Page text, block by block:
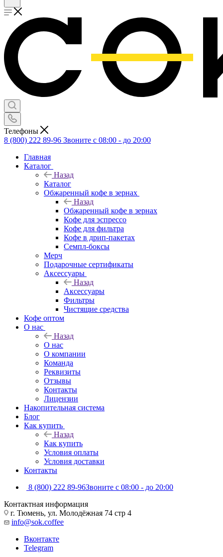
Телефоны
8 (800) 222 89-96 Звоните с 08:00 - до 20:00
Главная
Каталог
Назад
Каталог
Обжаренный кофе в зернах
Назад
Обжаренный кофе в зернах
Кофе для эспрессо
Кофе для фильтра
Кофе в дрип-пакетах
Семпл-боксы
Мерч
Подарочные сертификаты
Аксессуары
Назад
Аксессуары
Фильтры
Чистящие средства
Кофе оптом
О нас
Назад
О нас
О компании
Команда
Реквизиты
Отзывы
Контакты
Лицензии
Накопительная система
Блог
Как купить
Назад
Как купить
Условия оплаты
Условия доставки
Контакты
8 (800) 222 89-96Звоните с 08:00 - до 20:00
Контактная информация
г. Тюмень, ул. Молодёжная 74 стр 4
info@sok.coffee
Вконтакте
Telegram